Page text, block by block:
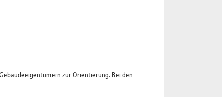
zur Orientierung. Bei den